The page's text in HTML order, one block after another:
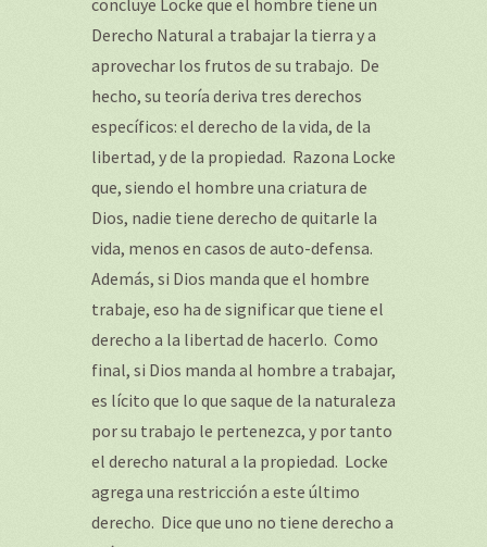
concluye Locke que el hombre tiene un
Derecho Natural a trabajar la tierra y a
aprovechar los frutos de su trabajo. De
hecho, su teoría deriva tres derechos
específicos: el derecho de la vida, de la
libertad, y de la propiedad. Razona Locke
que, siendo el hombre una criatura de
Dios, nadie tiene derecho de quitarle la
vida, menos en casos de auto-defensa.
Además, si Dios manda que el hombre
trabaje, eso ha de significar que tiene el
derecho a la libertad de hacerlo. Como
final, si Dios manda al hombre a trabajar,
es lícito que lo que saque de la naturaleza
por su trabajo le pertenezca, y por tanto
el derecho natural a la propiedad. Locke
agrega una restricción a este último
derecho. Dice que uno no tiene derecho a